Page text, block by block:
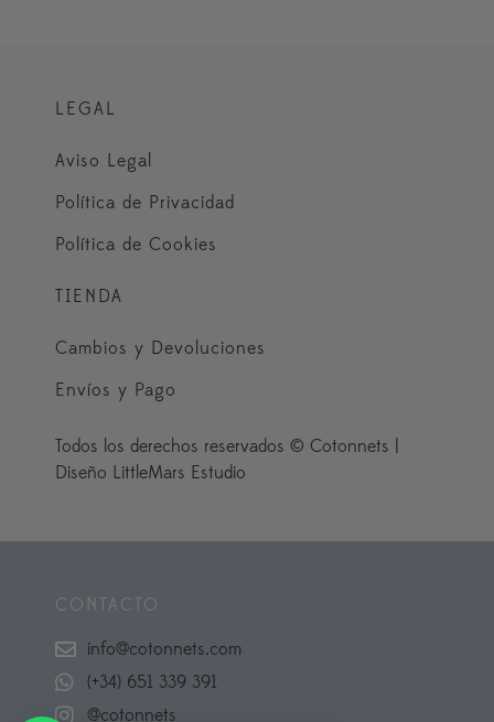
LEGAL
Aviso Legal
Política de Privacidad
Política de Cookies
TIENDA
Cambios y Devoluciones
Envíos y Pago
Todos los derechos reservados © Cotonnets |
Diseño LittleMars Estudio
CONTACTO
info@cotonnets.com
(+34) 651 339 391
@cotonnets